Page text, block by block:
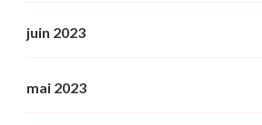
juin 2023
mai 2023